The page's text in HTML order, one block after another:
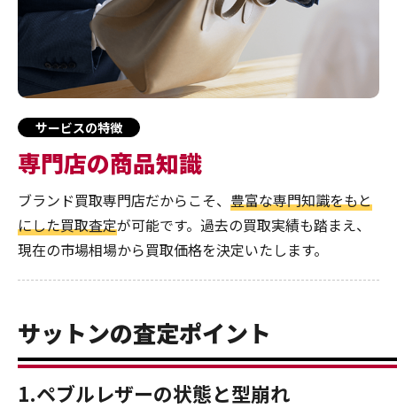
サービスの特徴
専門店の商品知識
ブランド買取専門店だからこそ、 豊富な専門知識をもと
にした買取査定が可能です。過去の買取実績も踏まえ、
現在の市場相場から買取価格を決定いたします。
サットンの査定ポイント
1.ペブルレザーの状態と型崩れ